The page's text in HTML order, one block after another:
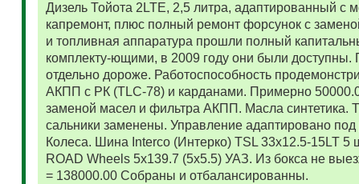
Дизель Тойота 2LTE, 2,5 литра, адаптированный
капремонт, плюс полный ремонт форсунок с
и топливная аппаратура прошли полный
комплекту-ющими, в 2009 году они были доступны.
отдельно дороже. Работоспособность
АКПП с РК (TLC-78) и карданами. Примерно
заменой масел и фильтра АКПП. Масла синтетика.
сальники заменены. Управление адаптировано
Колеса. Шина Interco (Интерко) TSL 33x12.5-15LT 5
ROAD Wheels 5x139.7 (5x5.5) УАЗ. Из бокса не
= 138000.00 Собраны и отбалансированны.